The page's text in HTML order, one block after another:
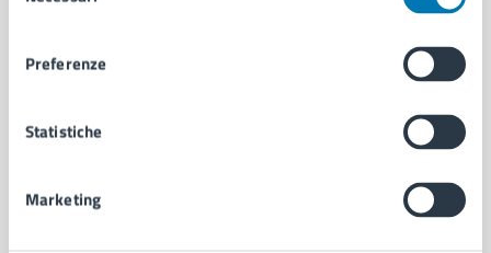
Preferenze
Statistiche
Marketing
Uffici
Politici
Intranet, posta aziendale e protocollo
CATEGORIE DI SERVIZIO